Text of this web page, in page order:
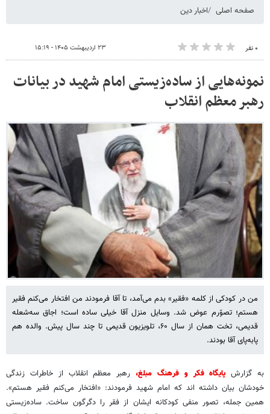
صفحه اصلی اخبار دین
۰ نفر ۲۳ اردیبهشت ۱۴۰۵ - ۱۵:۱۹
نمونه‌هایی از ساده‌زیستی امام شهید در بیانات
رهبر معظم انقلاب
من در کودکی از کلمه «فقیر» بدم می‌آمد، تا آقا فرمودند من افتخار می‌کنم فقیر
هستم؛ تصوّرم عوض شد. وسایل منزل آقا خیلی ساده است؛ اجاق سه‌شعله
قدیمی، تخت همان از سال ۶۰، تلویزیون قدیمی تا چند سال پیش. والده هم
پابه‌پای آقا بودند.
به گزارش پایگاه فکر و فرهنگ مبلغ، رهبر معظم انقلاب از خاطرات زندگی
خودشان بیان داشته اند که امام شهید فرمودند: «افتخار می‌کنم فقیر هستم».
همین جمله، تصور منفی کودکانه ایشان از فقر را دگرگون ساخت. ساده‌زیستی